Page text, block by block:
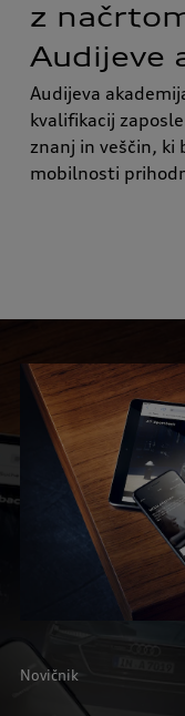
z
Audijeve
Audijeva
kvalifikacij
znanj in veščin, ki
mobilnosti
Novičnik